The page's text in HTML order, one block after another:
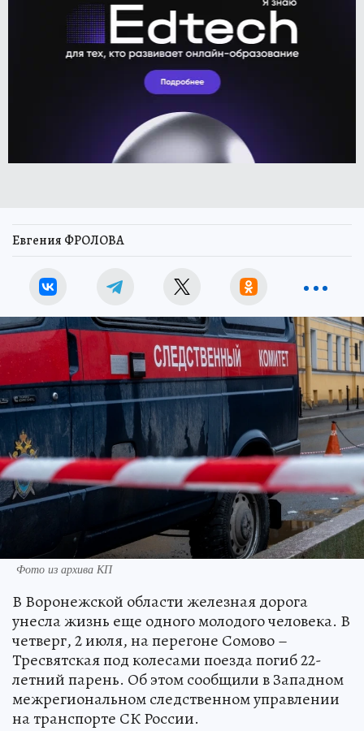
Евгения ФРОЛОВА
Фото из архива КП
В Воронежской области железная дорога
унесла жизнь еще одного молодого человека. В
четверг, 2 июля, на перегоне Сомово –
Тресвятская под колесами поезда погиб 22-
летний парень. Об этом сообщили в Западном
межрегиональном следственном управлении
на транспорте СК России.